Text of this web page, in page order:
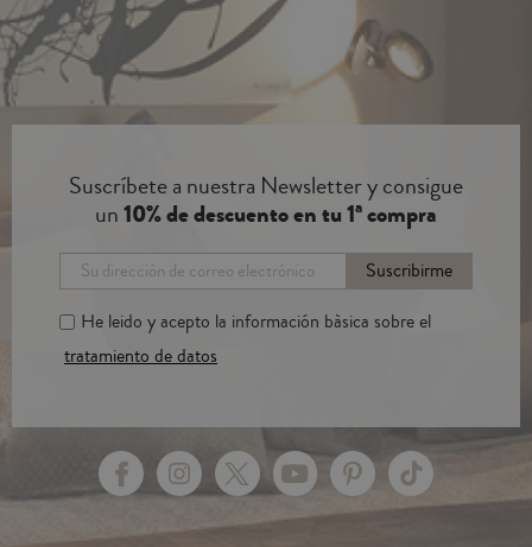
Suscríbete a nuestra Newsletter y consigue
un10% de descuento en tu 1ª compra
Suscribirme
He leido y acepto la información bàsica sobre el
tratamiento de datos